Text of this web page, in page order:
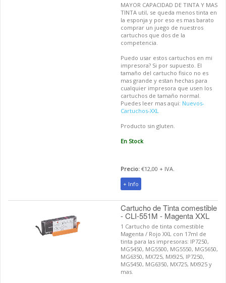
MAYOR CAPACIDAD DE TINTA Y MAS
TINTA util, se queda menos tinta en
la esponja y por eso es mas barato
comprar un juego de nuestros
cartuchos que dos de la
competencia.
Puedo usar estos cartuchos en mi
impresora? Si por supuesto. El
tamaño del cartucho fisico no es
mas grande y estan hechas para
cualquier impresora que usen los
cartuchos de tamaño normal.
Puedes leer mas aqui: Nuevos-
Cartuchos-XXL
Producto sin gluten.
En Stock
Precio: €12,00 + IVA.
+ Info
Cartucho de Tinta comestible
- CLI-551M - Magenta XXL
1 Cartucho de tinta comestible
Magenta / Rojo XXL con 17ml de
tinta para las impresoras: IP7250,
MG5450, MG5500, MG5550, MG5650,
MG6350, MX725, MX925, IP7250,
MG5450, MG6350, MX725, MX925 y
mas.